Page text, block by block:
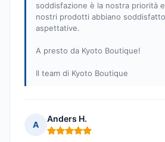
soddisfazione è la nostra priorità
nostri prodotti abbiano
aspettative.
A presto da Kyoto Boutique!
Il team di Kyoto Boutique
A
Anders H.
Nota: 5 su 5